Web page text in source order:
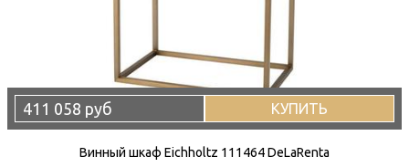
411 058 руб КУПИТЬ
Винный шкаф Eichholtz 111464 DeLaRenta